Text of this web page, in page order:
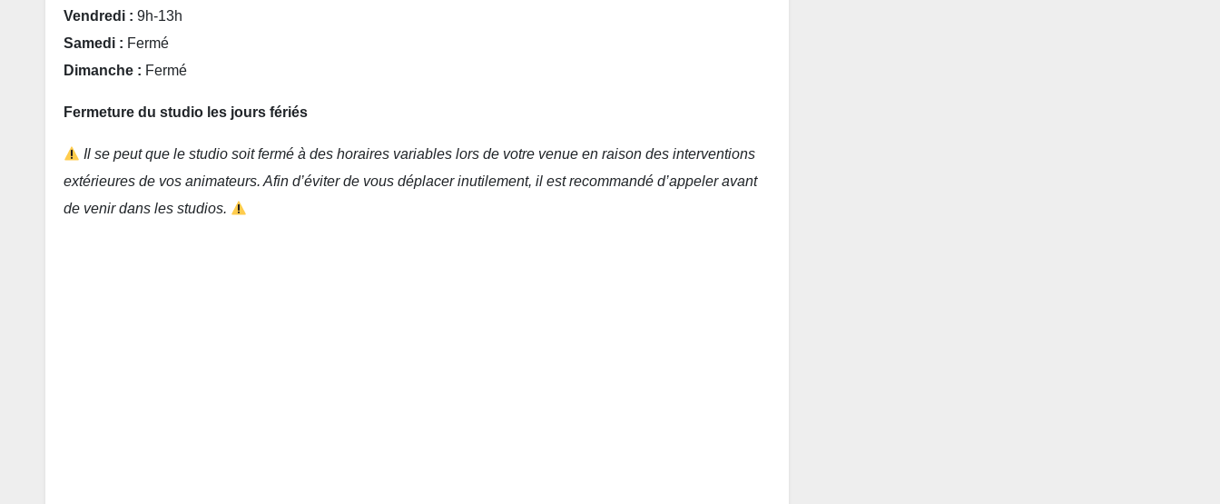
Vendredi : 9h-13h
Samedi : Fermé
Dimanche : Fermé
Fermeture du studio les jours fériés
Il se peut que le studio soit fermé à des horaires variables lors de votre venue en raison des interventions
extérieures de vos animateurs. Afin d’éviter de vous déplacer inutilement, il est recommandé d’appeler avant
de venir dans les studios.